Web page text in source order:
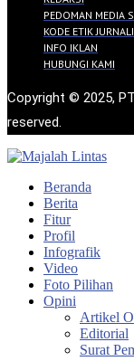
PEDOMAN MEDIA
KODE ETIK
INFO IKLAN
HUBUNGI KAMI
Copyright © 2025,
reserved.
Beranda
Berita
Fitur
Profil
Infografik
Video
Foto Pilihan
Opini
Artikel
Editorial
Surat